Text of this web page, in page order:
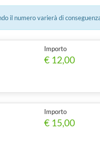
il numero varierà di
Importo
€ 12,00
Importo
€ 15,00